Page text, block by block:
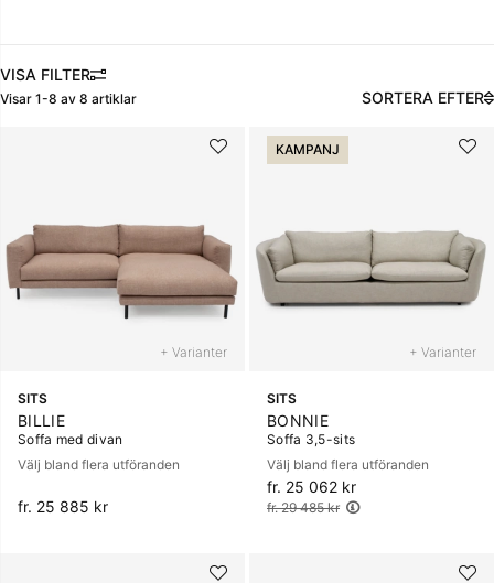
FILTRERA
Visar 1-8 av 8 artiklar SORTERA EFTER
+ Varianter
SITS
BILLIE
Soffa med divan
Välj bland flera utföranden
fr. 25 885 kr
KAMPANJ
+ Varianter
SITS
BONNIE
Soffa 3,5-sits
Välj bland flera utföranden
fr. 25 062 kr
Ordinarie pris:
fr. 29 485 kr